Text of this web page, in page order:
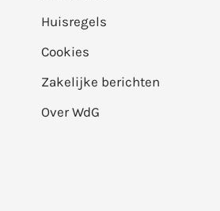
Huisregels
Cookies
Zakelijke berichten
Over WdG